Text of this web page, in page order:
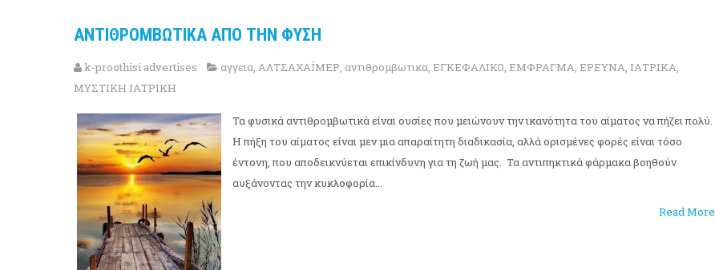
ΑΝΤΙΘΡΟΜΒΩΤΙΚΑ ΑΠΟ ΤΗΝ ΦΥΣΗ
k-proothisi advertises αγγεια, ΑΛΤΣΑΧΑΪΜΕΡ, αντιθρομβωτικα, ΕΓΚΕΦΑΛΙΚΟ, ΕΜΦΡΑΓΜΑ, ΕΡΕΥΝΑ, ΙΑΤΡΙΚΑ,
ΜΥΣΤΙΚΗ ΙΑΤΡΙΚΗ
Τα φυσικά αντιθρομβωτικά είναι ουσίες που μειώνουν την ικανότητα του αίματος να πήζει πολύ.
Η πήξη του αίματος είναι μεν μια απαραίτητη διαδικασία, αλλά ορισμένες φορές είναι τόσο
έντονη, που αποδεικνύεται επικίνδυνη για τη ζωή μας. Τα αντιπηκτικά φάρμακα βοηθούν
αυξάνοντας την κυκλοφορία...
Read More